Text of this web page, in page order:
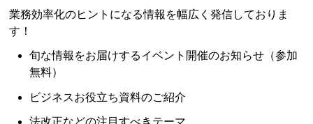
業務効率化のヒントになる情報を幅広く発信しておりま
す！
旬な情報をお届けするイベント開催のお知らせ（参加
無料）
ビジネスお役立ち資料のご紹介
法改正などの注目すべきテーマ